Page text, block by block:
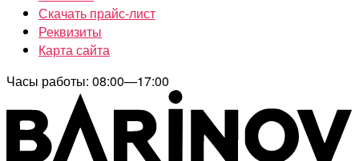
Скачать прайс-лист
Реквизиты
Карта сайта
Часы работы: 08:00—17:00